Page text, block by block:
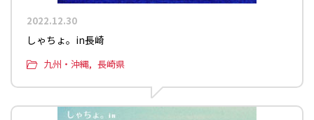
2022.12.30
しゃちょ。in長崎
九州・沖縄 長崎県